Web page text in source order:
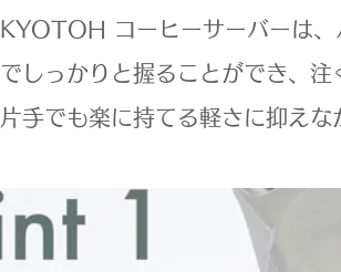
KYOTOH コーヒーサーバーは、
でしっかりと握ることができ、
片手でも楽に持てる軽さに抑え